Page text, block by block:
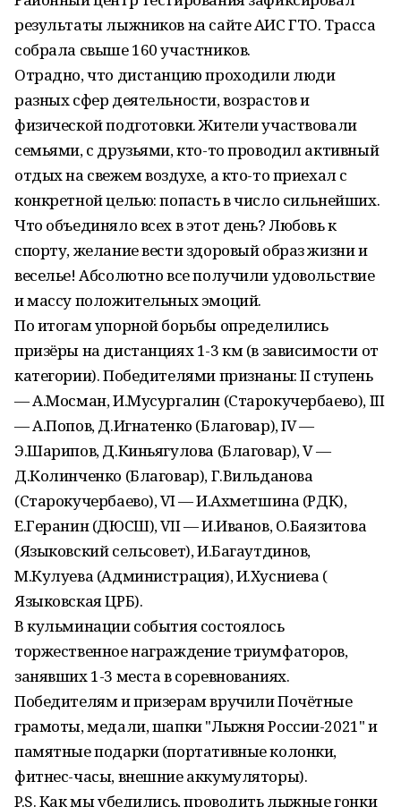
результаты лыжников на сайте АИС ГТО. Трасса
собрала свыше 160 участников.
Отрадно, что дистанцию проходили люди
разных сфер деятельности, возрастов и
физической подготовки. Жители участвовали
семьями, с друзьями, кто-то проводил активный
отдых на свежем воздухе, а кто-то приехал с
конкретной целью: попасть в число сильнейших.
Что объединяло всех в этот день? Любовь к
спорту, желание вести здоровый образ жизни и
веселье! Абсолютно все получили удовольствие
и массу положительных эмоций.
По итогам упорной борьбы определились
призёры на дистанциях 1-3 км (в зависимости от
категории). Победителями признаны: II ступень
— А.Мосман, И.Мусургалин (Старокучербаево), III
— А.Попов, Д.Игнатенко (Благовар), IV —
Э.Шарипов, Д.Киньягулова (Благовар), V —
Д.Колинченко (Благовар), Г.Вильданова
(Старокучербаево), VI — И.Ахметшина (РДК),
Е.Геранин (ДЮСШ), VII — И.Иванов, О.Баязитова
(Языковский сельсовет), И.Багаутдинов,
М.Кулуева (Администрация), И.Хусниева (
Языковская ЦРБ).
В кульминации события состоялось
торжественное награждение триумфаторов,
занявших 1-3 места в соревнованиях.
Победителям и призерам вручили Почётные
грамоты, медали, шапки "Лыжня России-2021" и
памятные подарки (портативные колонки,
фитнес-часы, внешние аккумуляторы).
P.S. Как мы убедились, проводить лыжные гонки